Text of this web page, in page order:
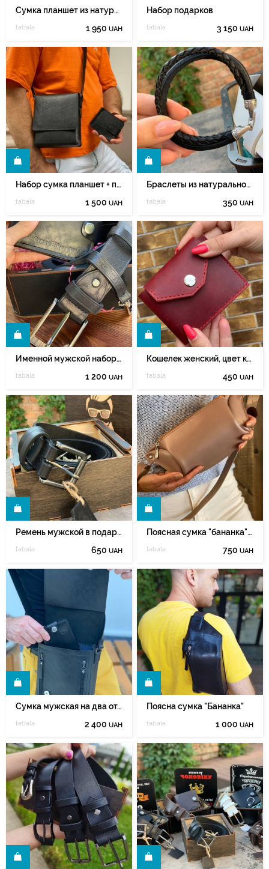
Сумка планшет из натуральной кожи ручной работы.
tabala 1 950 UAH
Набор подарков
tabala 3 150 UAH
Набор сумка планшет + прижим для купюр
tabala 1 500 UAH
КУПИТЬ
Браслеты из натуральной кожи на замке Regaliz
tabala 350 UAH
Именной мужской набор в подарочной коробке
tabala 1 200 UAH
КУПИТЬ
Кошелек женский, цвет кожи на выбор
tabala 450 UAH
Ремень мужской в подарочной коробке "бородач"
tabala 650 UAH
КУПИТЬ
Поясная сумка "бананка" женская
tabala 750 UAH
Сумка мужская на два отделения
tabala 2 400 UAH
КУПИТЬ
Поясна сумка "Бананка"
tabala 1 000 UAH
КУПИТЬ